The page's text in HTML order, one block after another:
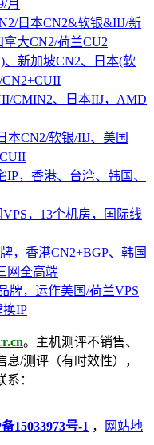
月
日本CN2&软银&IIJ/新
大CN2/荷兰CU2
、新加坡CN2、日本(软
CMIN2、日本IIJ，AMD
本CN2/软银/IIJ、美国
IP，香港、台湾、韩国、
，13个机房，国际线
，香港CN2+BGP、韩国
网全高端
牌，运作美国/荷兰VPS
换IP
。主机测评不销售、
/测评（有时效性），
：
15033973号-1 ，
网站地